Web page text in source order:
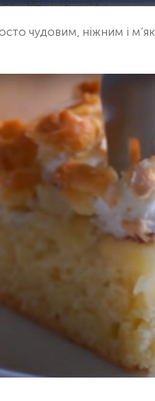
чудовим, ніжним і